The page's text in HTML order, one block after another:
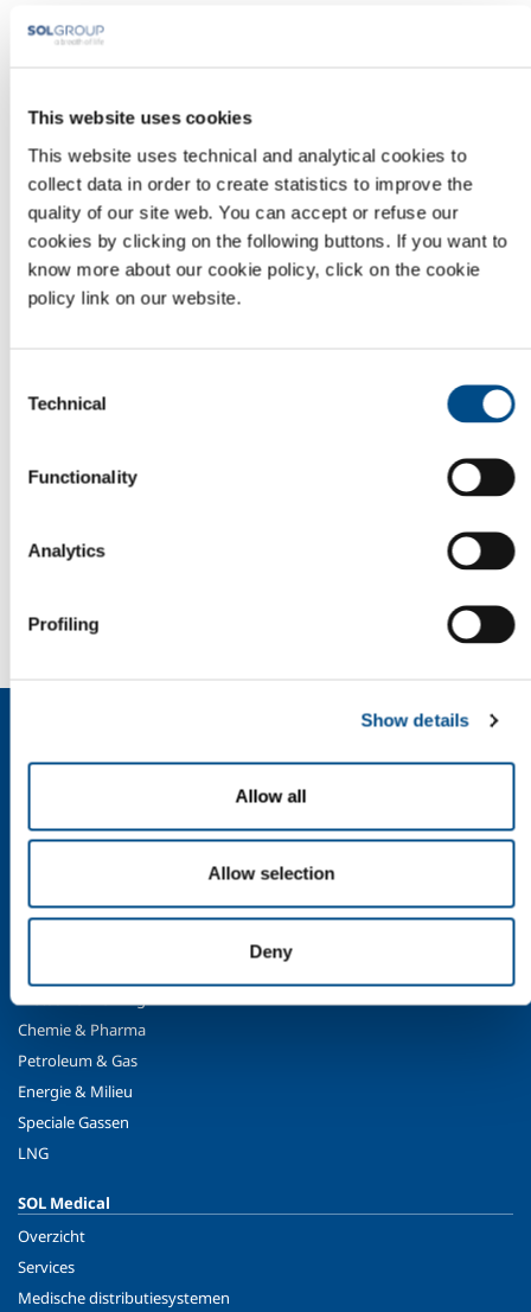
This website uses cookies
This website uses technical and analytical cookies to
collect data in order to create statistics to improve the
quality of our site web. You can accept or refuse our
cookies by clicking on the following buttons. If you want to
know more about our cookie policy, click on the cookie
policy link on our website.
Selection
Technical
Functionality
Analytics
Profiling
Show details
Allow all
Allow selection
Deny
naar procesinnovatie, kwalitatieve productie en kostenbeheer vormen
Sectors of Application
Thermische
behandeling in
subcontracting
Non-ferro
metaalbewerking
RVS-bewerking
Koolstofstaal
Luchtvaart productie
SOL for Industry
Neem contact met ons op
Bedrijfsprofiel
Duurzaamheid
SOL voor industrie
Chemie & Pharma
Petroleum & Gas
Energie & Milieu
Speciale Gassen
LNG
SOL Medical
Overzicht
Services
Medische distributiesystemen